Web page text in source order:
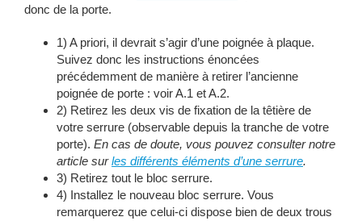
donc de la porte.
1) A priori, il devrait s’agir d’une poignée à plaque.
Suivez donc les instructions énoncées
précédemment de manière à retirer l’ancienne
poignée de porte : voir A.1 et A.2.
2) Retirez les deux vis de fixation de la têtière de
votre serrure (observable depuis la tranche de votre
porte). En cas de doute, vous pouvez consulter notre
article surles différents éléments d’une serrure.
3) Retirez tout le bloc serrure.
4) Installez le nouveau bloc serrure. Vous
remarquerez que celui-ci dispose bien de deux trous